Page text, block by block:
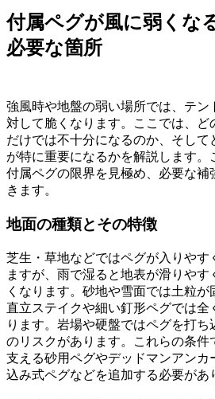
付属ペグが風に弱くな
必要な箇所
強風時や地盤の弱い場所では、テン
対して脆くなります。ここでは、ど
だけでは不十分になるのか、そして
が特に重要になるかを解説します。
付属ペグの限界を見極め、必要な補
きます。
地面の種類とその特徴
芝生・草地などではペグが入りやす
ますが、雨で湿ると地表が滑りや
くなります。砂地や雪面では土粒
直立ステイクや細い釘形ペグでは全
ります。岩場や硬盤ではペグを打
のリスクがあります。これらの条件
支える砂用ペグやデッドマンアンカ
込み式ペグなどを追加する必要があ